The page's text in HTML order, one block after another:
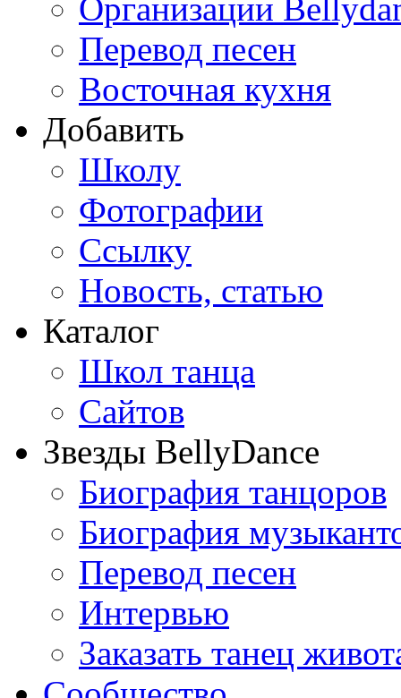
Организации
Перевод песен
Восточная кухня
Добавить
Школу
Фотографии
Ссылку
Новость, статью
Каталог
Школ танца
Сайтов
Звезды BellyDance
Биография танцоров
Биография
Перевод песен
Интервью
Заказать танец